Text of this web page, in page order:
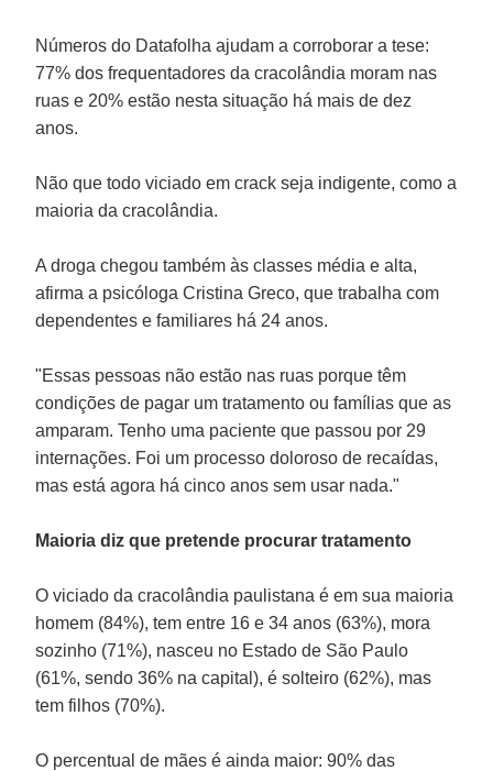
Números do Datafolha ajudam a corroborar a tese:
77% dos frequentadores da cracolândia moram nas
ruas e 20% estão nesta situação há mais de dez
anos.
Não que todo viciado em crack seja indigente, como a
maioria da cracolândia.
A droga chegou também às classes média e alta,
afirma a psicóloga Cristina Greco, que trabalha com
dependentes e familiares há 24 anos.
"Essas pessoas não estão nas ruas porque têm
condições de pagar um tratamento ou famílias que as
amparam. Tenho uma paciente que passou por 29
internações. Foi um processo doloroso de recaídas,
mas está agora há cinco anos sem usar nada."
Maioria diz que pretende procurar tratamento
O viciado da cracolândia paulistana é em sua maioria
homem (84%), tem entre 16 e 34 anos (63%), mora
sozinho (71%), nasceu no Estado de São Paulo
(61%, sendo 36% na capital), é solteiro (62%), mas
tem filhos (70%).
O percentual de mães é ainda maior: 90% das